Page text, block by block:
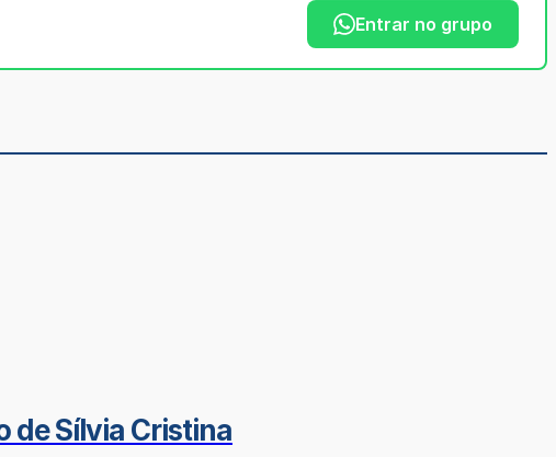
Entrar no grupo
de Sílvia Cristina